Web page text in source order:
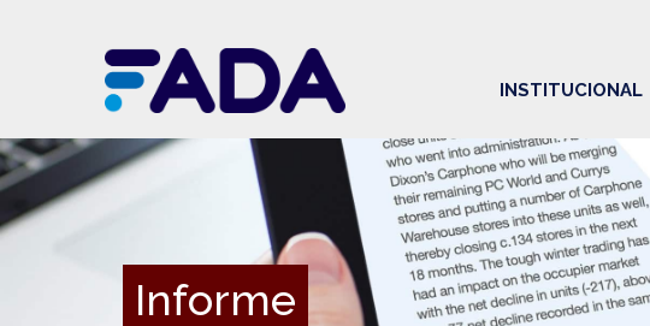
INSTITUCIONAL
Informe